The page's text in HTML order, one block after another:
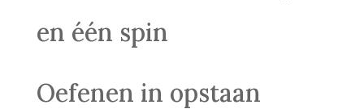
en één spin
Oefenen in opstaan